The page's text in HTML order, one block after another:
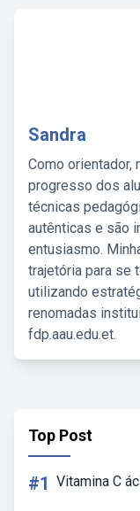
Sandra
Como orientador,
progresso dos
técnicas
autênticas e são
entusiasmo.
trajetória para se
utilizando
renomadas
fdp.aau.edu.et.
Top Post
#1 Vitamina C